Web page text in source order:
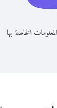
الخاصة بها